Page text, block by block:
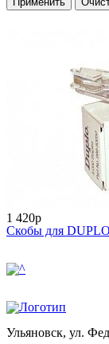
1 420р
Скобы для
Ульяновск, ул.